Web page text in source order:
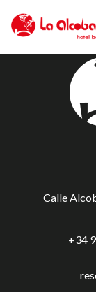
Calle
+34